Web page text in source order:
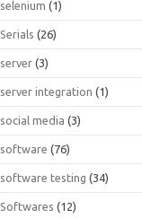
selenium (1)
Serials (26)
server (3)
server integration (1)
social media (3)
software (76)
software testing (34)
Softwares (12)